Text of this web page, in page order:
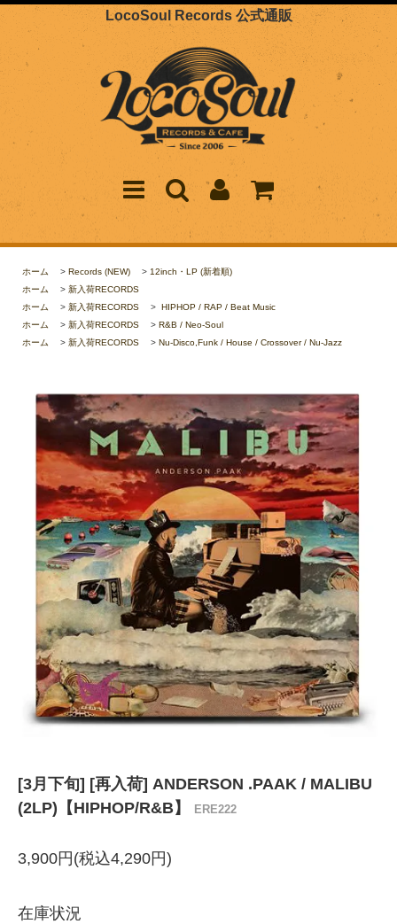
LocoSoul Records 公式通販
ホーム > Records (NEW) > 12inch・LP (新着順)
ホーム
> 新入荷RECORDS
ホーム
> 新入荷RECORDS >
HIPHOP / RAP / Beat Music
ホーム
> 新入荷RECORDS > R&B / Neo-Soul
ホーム
> 新入荷RECORDS > Nu-Disco,Funk / House / Crossover / Nu-Jazz
[3月下旬] [再入荷] ANDERSON .PAAK / MALIBU
(2LP)【HIPHOP/R&B】
ERE222
3,900円(税込4,290円)
在庫状況